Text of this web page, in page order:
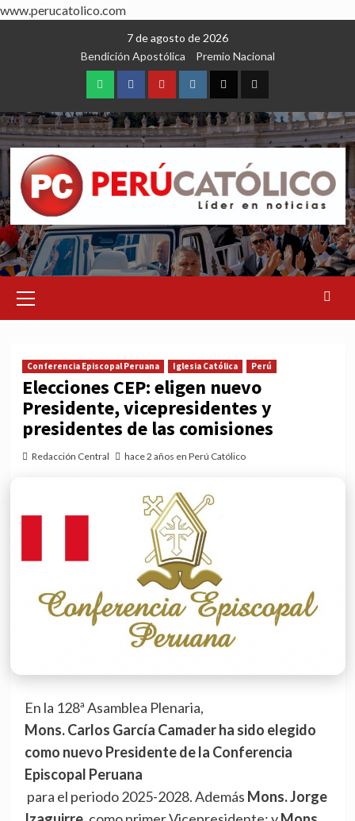
www.perucatolico.com
7 de agosto de 2026
Bendición Apostólica
Premio Nacional
WhatsAppFacebookYoutubeInstagram
X TikTok
Menu
Conferencia Episcopal Peruana Iglesia Católica Perú
Elecciones CEP: eligen nuevo
Presidente, vicepresidentes y
presidentes de las comisiones
Redacción Central hace 2 años en Perú Católico
En la 128ª Asamblea Plenaria,
Mons. Carlos García Camader ha sido elegido
como nuevo Presidente de la Conferencia
Episcopal Peruana
para el periodo 2025-2028. Además Mons. Jorge